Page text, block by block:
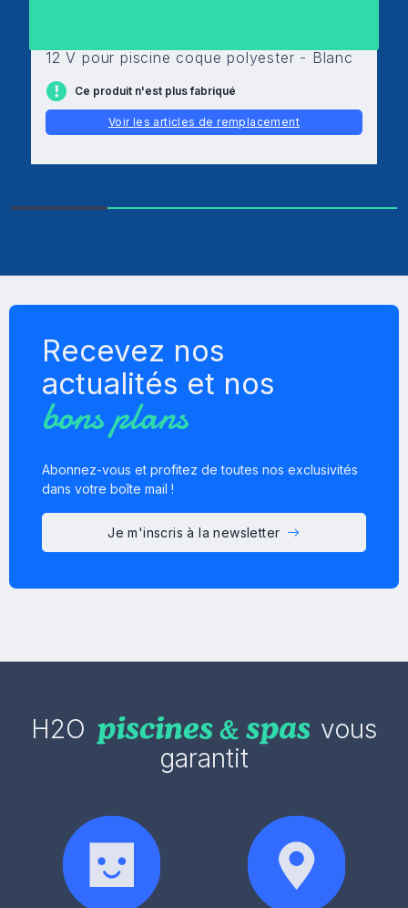
12 V pour piscine coque polyester - Blanc
Ce produit n'est plus fabriqué
Voir les articles de remplacement
Recevez nos
actualités et nos
bons plans
Abonnez-vous et profitez de toutes nos exclusivités
dans votre boîte mail !
Je m'inscris à la newsletter
H2O
vous
garantit